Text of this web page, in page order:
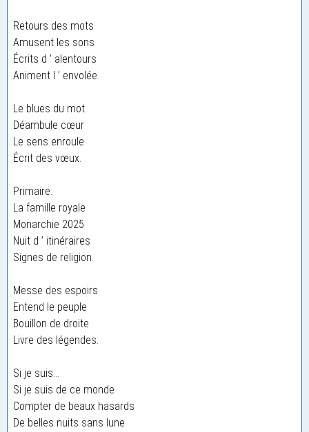
Retours des mots
Amusent les sons
Écrits d ’ alentours
Animent l ’ envolée.
Le blues du mot
Déambule cœur
Le sens enroule
Écrit des vœux.
Primaire.
La famille royale
Monarchie 2025
Nuit d ’ itinéraires
Signes de religion.
Messe des espoirs
Entend le peuple
Bouillon de droite
Livre des légendes.
Si je suis…
Si je suis de ce monde
Compter de beaux hasards
De belles nuits sans lune